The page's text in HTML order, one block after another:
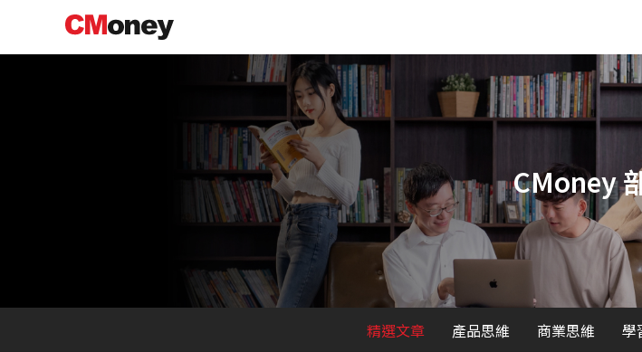
主
CMoney
精選文章 產品思維 商業思維 學